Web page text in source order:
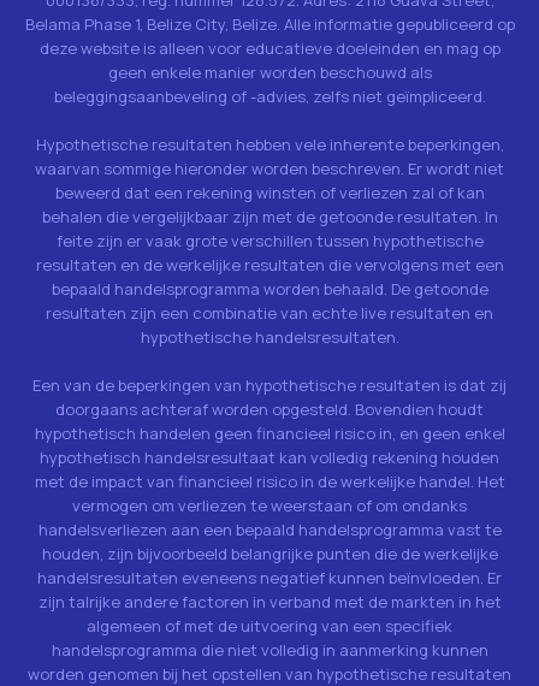
Belama Phase 1, Belize City, Belize. Alle informatie gepubliceerd op
deze website is alleen voor educatieve doeleinden en mag op
geen enkele manier worden beschouwd als
beleggingsaanbeveling of -advies, zelfs niet geïmpliceerd.
Hypothetische resultaten hebben vele inherente beperkingen,
waarvan sommige hieronder worden beschreven. Er wordt niet
beweerd dat een rekening winsten of verliezen zal of kan
behalen die vergelijkbaar zijn met de getoonde resultaten. In
feite zijn er vaak grote verschillen tussen hypothetische
resultaten en de werkelijke resultaten die vervolgens met een
bepaald handelsprogramma worden behaald. De getoonde
resultaten zijn een combinatie van echte live resultaten en
hypothetische handelsresultaten.
Een van de beperkingen van hypothetische resultaten is dat zij
doorgaans achteraf worden opgesteld. Bovendien houdt
hypothetisch handelen geen financieel risico in, en geen enkel
hypothetisch handelsresultaat kan volledig rekening houden
met de impact van financieel risico in de werkelijke handel. Het
vermogen om verliezen te weerstaan of om ondanks
handelsverliezen aan een bepaald handelsprogramma vast te
houden, zijn bijvoorbeeld belangrijke punten die de werkelijke
handelsresultaten eveneens negatief kunnen beïnvloeden. Er
zijn talrijke andere factoren in verband met de markten in het
algemeen of met de uitvoering van een specifiek
handelsprogramma die niet volledig in aanmerking kunnen
worden genomen bij het opstellen van hypothetische resultaten